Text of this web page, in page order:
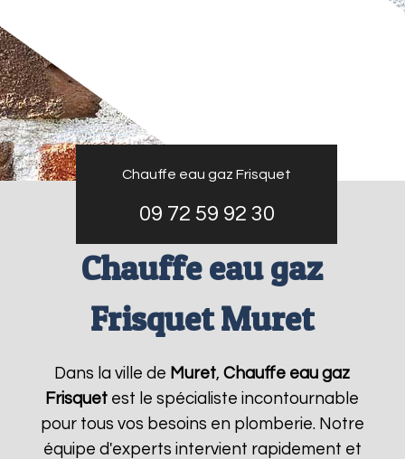
Chauffe eau gaz Frisquet
09 72 59 92 30
Chauffe eau gaz
Frisquet Muret
Dans la ville de Muret,Chauffe eau gaz
Frisquet est le spécialiste incontournable
pour tous vos besoins en plomberie. Notre
équipe d'experts intervient rapidement et